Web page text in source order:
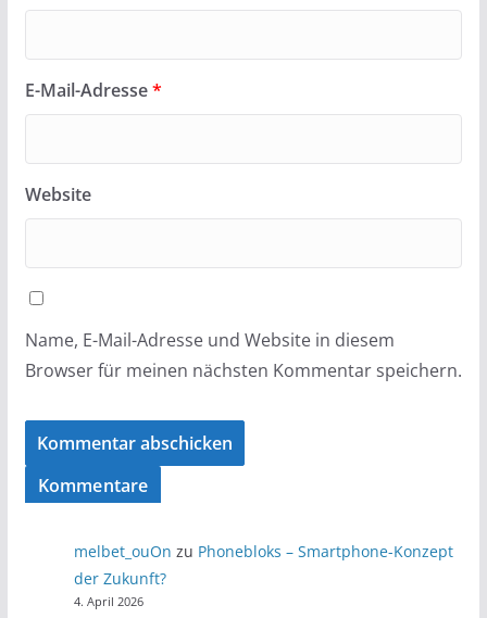
E-Mail-Adresse*
Website
Name, E-Mail-Adresse und Website in diesem
Browser für meinen nächsten Kommentar speichern.
Kommentare
melbet_ouOn zu Phonebloks – Smartphone-Konzept
der Zukunft?
4. April 2026